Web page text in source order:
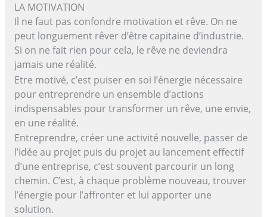
LA MOTIVATION
Il ne faut pas confondre motivation et rêve. On ne
peut longuement rêver d’être capitaine d’industrie.
Si on ne fait rien pour cela, le rêve ne deviendra
jamais une réalité.
Etre motivé, c’est puiser en soi l’énergie nécessaire
pour entreprendre un ensemble d’actions
indispensables pour transformer un rêve, une envie,
en une réalité.
Entreprendre, créer une activité nouvelle, passer de
l’idée au projet puis du projet au lancement effectif
d’une entreprise, c’est souvent parcourir un long
chemin. C’est, à chaque problème nouveau, trouver
l’énergie pour l’affronter et lui apporter une
solution.